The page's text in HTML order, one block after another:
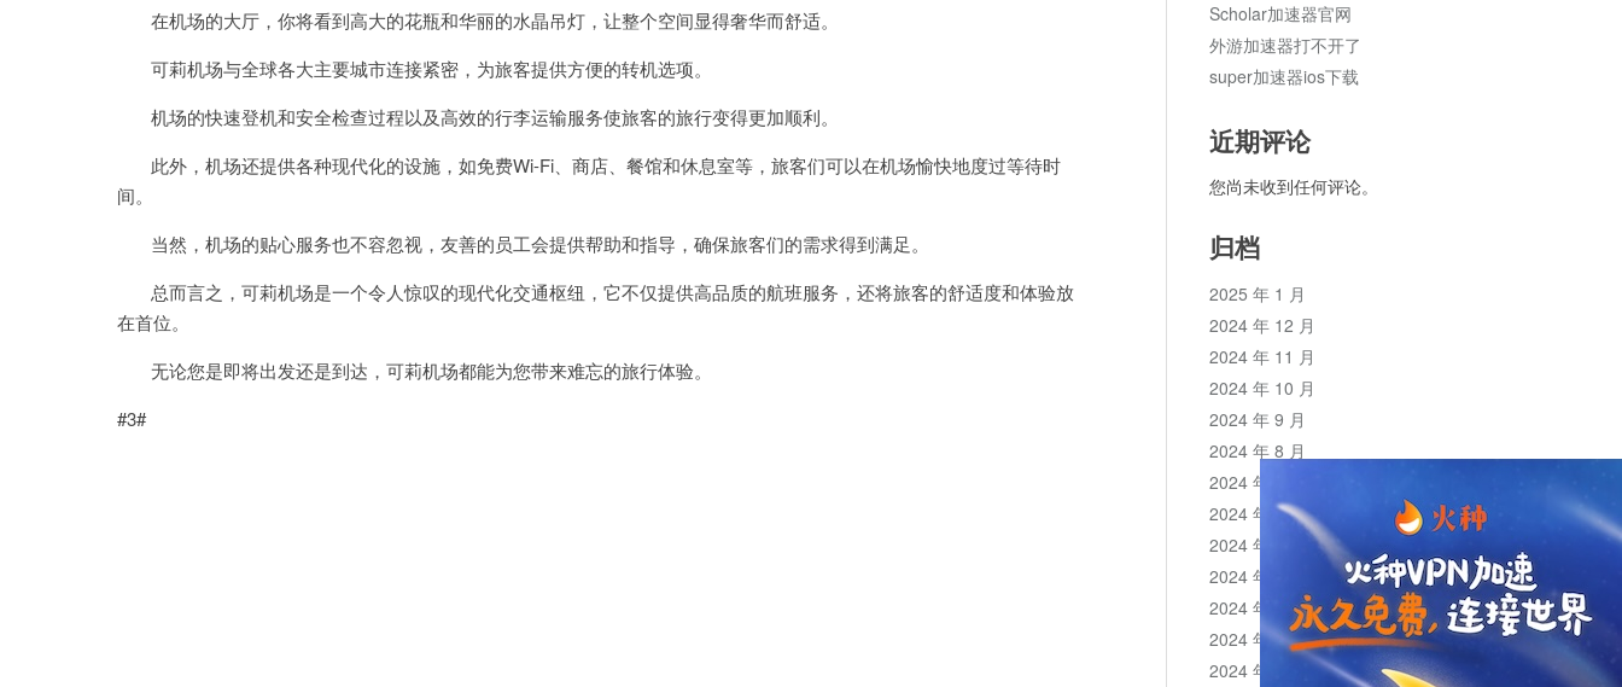
在机场的大厅，你将看到高大的花瓶和华丽的水晶吊灯，让整个空间显得奢华而舒适。
可莉机场与全球各大主要城市连接紧密，为旅客提供方便的转机选项。
机场的快速登机和安全检查过程以及高效的行李运输服务使旅客的旅行变得更加顺利。
此外，机场还提供各种现代化的设施，如免费Wi-Fi、商店、餐馆和休息室等，旅客们可以在机场愉快地度过等待时
间。
当然，机场的贴心服务也不容忽视，友善的员工会提供帮助和指导，确保旅客们的需求得到满足。
总而言之，可莉机场是一个令人惊叹的现代化交通枢纽，它不仅提供高品质的航班服务，还将旅客的舒适度和体验放
在首位。
无论您是即将出发还是到达，可莉机场都能为您带来难忘的旅行体验。
#3#
Scholar加速器官网
外游加速器打不开了
super加速器ios下载
近期评论
您尚未收到任何评论。
归档
2025 年 1 月
2024 年 12 月
2024 年 11 月
2024 年 10 月
2024 年 9 月
2024 年 8 月
2024 年 7 月
2024 年 6 月
2024 年 5 月
2024 年 4 月
2024 年 3 月
2024 年 2 月
2024 年 1 月